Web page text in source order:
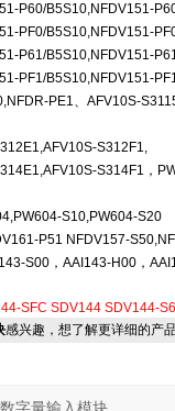
P60/B5S10,NFDV151-
PF0/B5S10,NFDV151-
P61/B5S10,NFDV151-
PF1/B5S10,NFDV151-
PE1、AFV10S-
S312F1,
S314F1，
S10,PW604-S20
P51 NFDV157-
S00，AAI143-H00，
SFC SDV144 SDV144-
感兴趣，想了解更详细的产